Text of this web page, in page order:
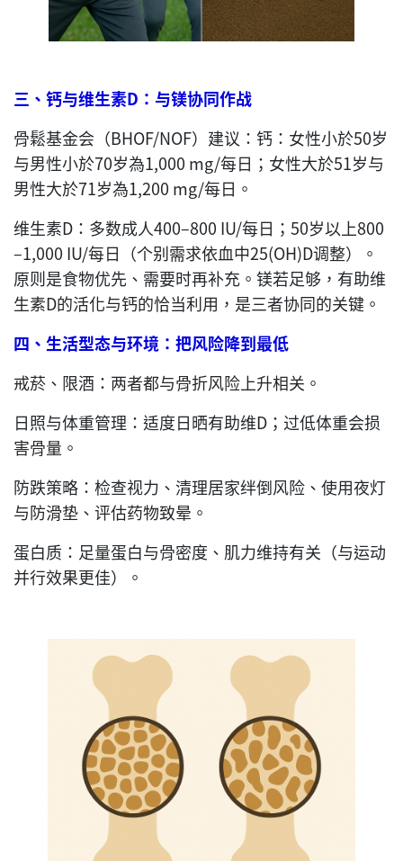
三、钙与维生素D ：与镁协同作战
骨鬆基金会（BHOF/NOF）建议：钙：女性小於50岁
与男性小於70岁為1,000 mg/每日；女性大於51岁与
男性大於71岁為1,200 mg/每日。
维生素D：多数成人400–800 IU/每日；50岁以上800
–1,000 IU/每日（个别需求依血中25(OH)D调整）。
原则是食物优先、需要时再补充。镁若足够，有助维
生素D的活化与钙的恰当利用，是三者协同的关键。
四、生活型态与环境：把风险降到最低
戒菸、限酒：两者都与骨折风险上升相关。
日照与体重管理：适度日晒有助维D；过低体重会损
害骨量。
防跌策略：检查视力、清理居家绊倒风险、使用夜灯
与防滑垫、评估药物致晕。
蛋白质：足量蛋白与骨密度、肌力维持有关（与运动
并行效果更佳）。